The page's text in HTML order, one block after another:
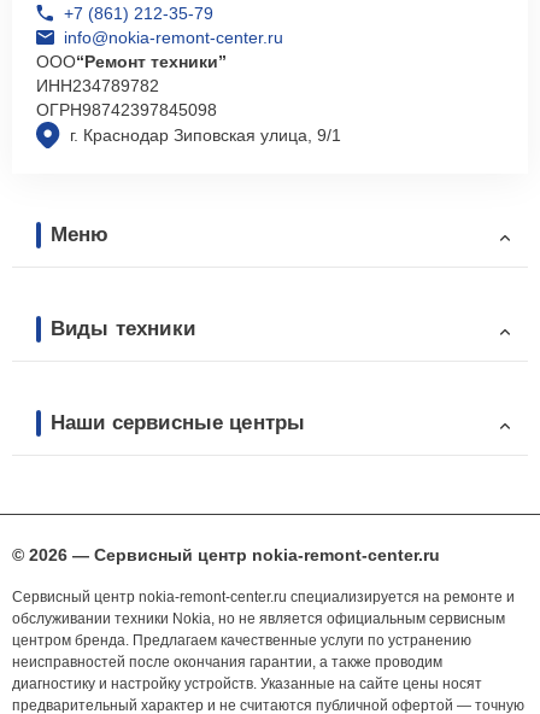
г. Краснодар Зиповская улица, 9/1
+7 (861) 212-35-79
info@nokia-remont-center.ru
ООО“Ремонт техники”
ИНН234789782
ОГРН98742397845098
Меню
Виды техники
Наши сервисные центры
© 2026 — Сервисный центр nokia-remont-center.ru
Сервисный центр nokia-remont-center.ru специализируется на ремонте и
обслуживании техники Nokia, но не является официальным сервисным
центром бренда. Предлагаем качественные услуги по устранению
неисправностей после окончания гарантии, а также проводим
диагностику и настройку устройств. Указанные на сайте цены носят
предварительный характер и не считаются публичной офертой — точную